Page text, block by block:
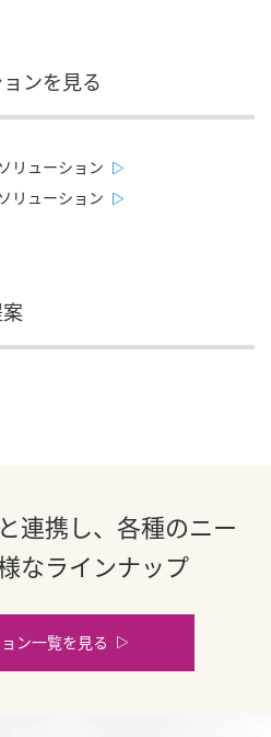
ンを見る
リューション
リューション
連携し、各種のニー
なラインナップ
ン一覧を見る